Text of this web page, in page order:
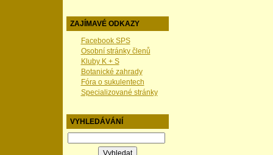
ZAJÍMAVÉ ODKAZY
Facebook SPS
Osobní stránky členů
Kluby K + S
Botanické zahrady
Fóra o sukulentech
Specializované stránky
VYHLEDÁVÁNÍ